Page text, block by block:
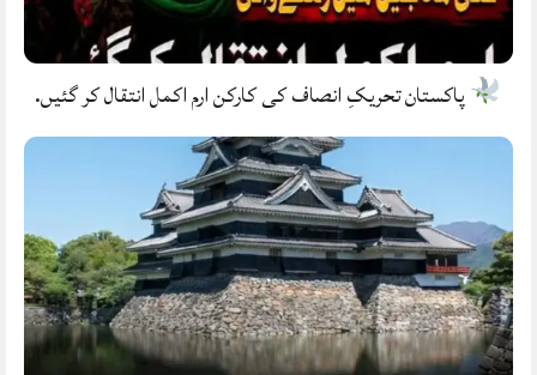
پاکستان تحریکِ انصاف کی کارکن ارم اکمل انتقال کر گئیں.